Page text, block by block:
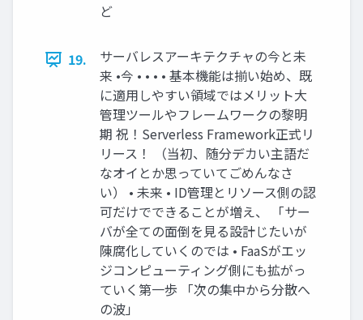
ど
19.
サーバレスアーキテクチャの今と未
来 •今 • • • • 基本機能は揃い始め、既
に適用しやすい領域ではメリット大
管理ツールやフレームワークの黎明
期 祝！Serverless Framework正式リ
リース！ （当初、随分デカい主語だ
なオイとか思っていてごめんなさ
い） • 未来 • ID管理とリソース側の認
可だけでできることが増え、 「サー
バが全ての面倒を見る設計じたいが
陳腐化していくのでは • FaaSがエッ
ジコンピューティング側にも拡がっ
ていく第一歩 「次の集中から分散へ
の波」